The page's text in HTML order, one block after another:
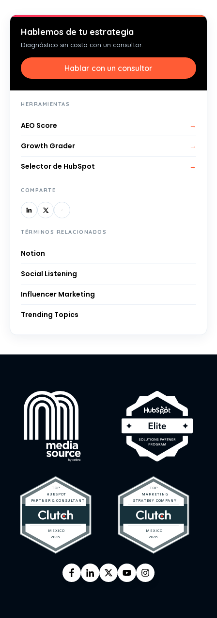
Hablemos de tu estrategia
Diagnóstico sin costo con un consultor.
Hablar con un consultor
HERRAMIENTAS
AEO Score →
Growth Grader →
Selector de HubSpot →
COMPARTE
TÉRMINOS RELACIONADOS
Notion
Social Listening
Influencer Marketing
Trending Topics